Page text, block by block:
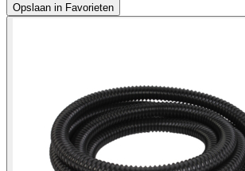
Opslaan in Favorieten